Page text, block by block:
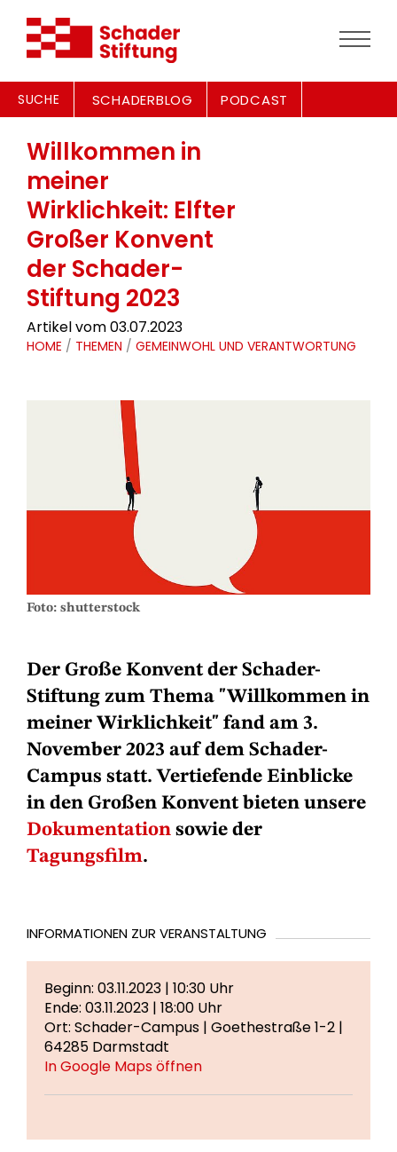
SUCHE SCHADERBLOG PODCAST
Willkommen in
meiner
Wirklichkeit: Elfter
Großer Konvent
der Schader-
Stiftung 2023
Artikel vom 03.07.2023
HOME / THEMEN / GEMEINWOHL UND VERANTWORTUNG
Foto: shutterstock
Der Große Konvent der Schader-
Stiftung zum Thema "Willkommen in
meiner Wirklichkeit" fand am 3.
November 2023 auf dem Schader-
Campus statt.Vertiefende Einblicke
in den Großen Konvent bieten unsere
Dokumentation sowie der
Tagungsfilm.
INFORMATIONEN ZUR VERANSTALTUNG
Beginn: 03.11.2023 | 10:30 Uhr
Ende: 03.11.2023 | 18:00 Uhr
Ort: Schader-Campus | Goethestraße 1-2 |
64285 Darmstadt
In Google Maps öffnen